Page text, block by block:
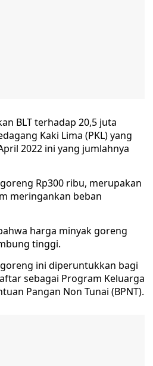
BLT terhadap 20,5 juta
Kaki Lima (PKL) yang
2022 ini yang jumlahnya
Rp300 ribu, merupakan
meringankan beban
harga minyak goreng
tinggi.
ini diperuntukkan bagi
sebagai Program Keluarga
Pangan Non Tunai (BPNT).